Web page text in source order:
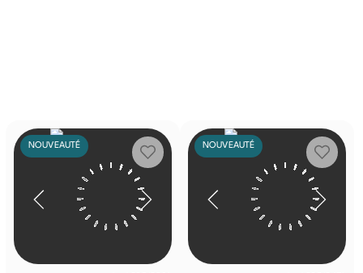
NOUVEAUTÉ NOUVEAUTÉ